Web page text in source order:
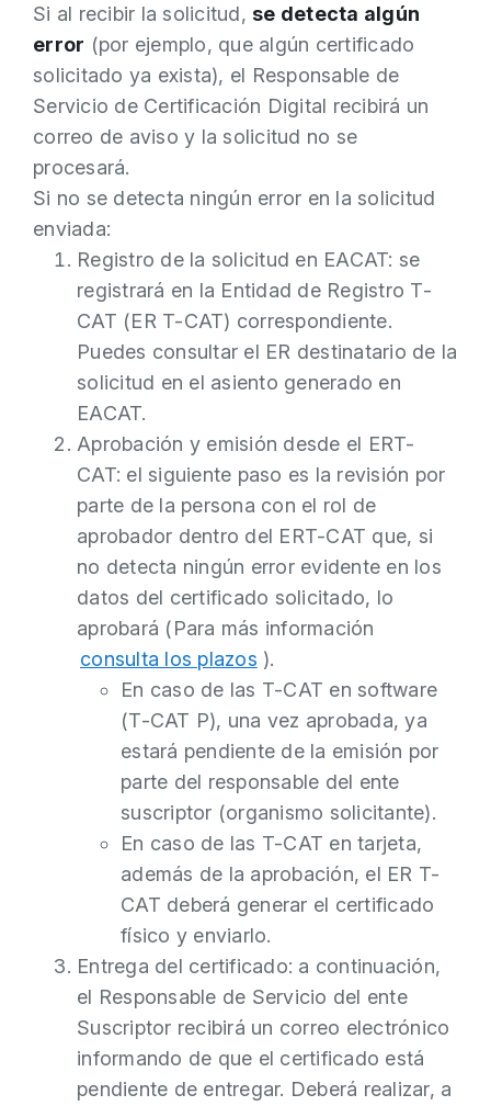
Si al recibir la solicitud, se detecta algún
error (por ejemplo, que algún certificado
solicitado ya exista), el Responsable de
Servicio de Certificación Digital recibirá un
correo de aviso y la solicitud no se
procesará.
Si no se detecta ningún error en la solicitud
enviada:
Registro de la solicitud en EACAT: se
registrará en la Entidad de Registro T-
CAT (ER T-CAT) correspondiente.
Puedes consultar el ER destinatario de la
solicitud en el asiento generado en
EACAT.
Aprobación y emisión desde el ERT-
CAT: el siguiente paso es la revisión por
parte de la persona con el rol de
aprobador dentro del ERT-CAT que, si
no detecta ningún error evidente en los
datos del certificado solicitado, lo
aprobará (Para más información
consulta los plazos ).
En caso de las T-CAT en software
(T-CAT P), una vez aprobada, ya
estará pendiente de la emisión por
parte del responsable del ente
suscriptor (organismo solicitante).
En caso de las T-CAT en tarjeta,
además de la aprobación, el ER T-
CAT deberá generar el certificado
físico y enviarlo.
Entrega del certificado: a continuación,
el Responsable de Servicio del ente
Suscriptor recibirá un correo electrónico
informando de que el certificado está
pendiente de entregar. Deberá realizar, a